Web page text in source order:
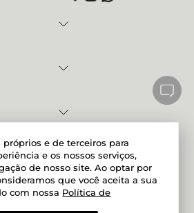
e de terceiros para
e os nossos serviços,
de nosso site. Ao optar por
que você aceita a sua
com nossa Política de
Powered by Developed by